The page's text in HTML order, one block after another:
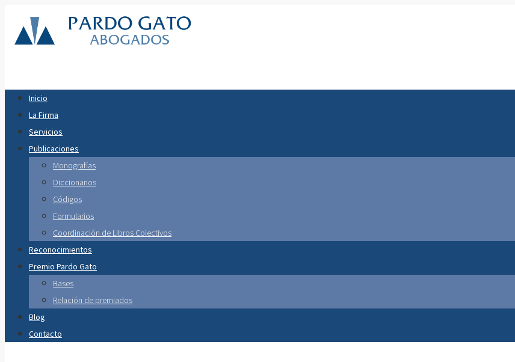
Inicio
La Firma
Servicios
Publicaciones
Monografías
Diccionarios
Códigos
Formularios
Coordinación de Libros Colectivos
Reconocimientos
Premio Pardo Gato
Bases
Relación de premiados
Blog
Contacto